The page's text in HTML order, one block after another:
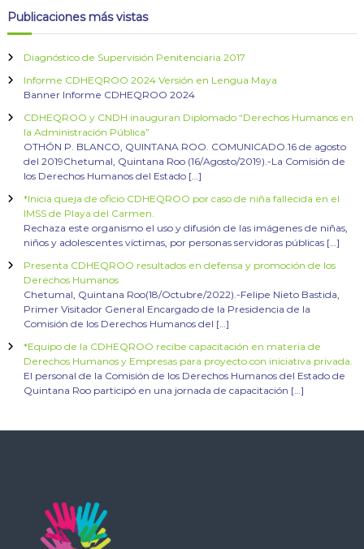
Publicaciones más vistas
Diagnóstico de Supervisión Penitenciaria 2017
Informe CDHEQROO 2024 Versión en Lengua Maya
Banner Informe CDHEQROO 2024
CDHEQROO y CNDH inauguran Diplomado “Derechos Humanos en
la Administración Pública”
OTHÓN P. BLANCO, QUINTANA ROO. COMUNICADO.16 de agosto
del 2019Chetumal, Quintana Roo (16/Agosto/2019).-La Comisión de
los Derechos Humanos del Estado […]
*Inicia queja de oficio CDHEQROO por caso de niña fallecida en el
IMSS de Playa del Carmen.
Rechaza este organismo el uso y difusión de las imágenes de niñas,
niños y adolescentes víctimas, por personas servidoras públicas […]
Presenta CDHEQROO resultados en defensa y promoción de los
Derechos Humanos
Chetumal, Quintana Roo(18/Octubre/2022).-Felipe Nieto Bastida,
Primer Visitador General Encargado de la Presidencia de la
Comisión de los Derechos Humanos del […]
*Equipo de la CDHEQROO recibe capacitación en materia de
Derechos Humanos y Empresas para proyecto con iniciativa privada.
El personal de la Comisión de los Derechos Humanos del Estado de
Quintana Roo participó en una jornada de capacitación […]